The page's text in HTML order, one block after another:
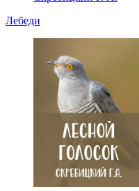
Лебеди